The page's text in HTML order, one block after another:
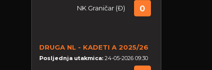
NK Graničar (Đ) 0
DRUGA NL - KADETI A 2025/26
Posljednja utakmica: 24-05-2026 09:30